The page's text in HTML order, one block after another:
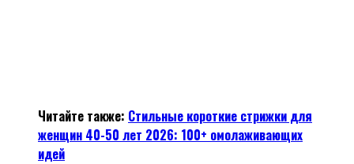
Читайте также: Стильные короткие стрижки для
женщин 40-50 лет 2026: 100+ омолаживающих
идей